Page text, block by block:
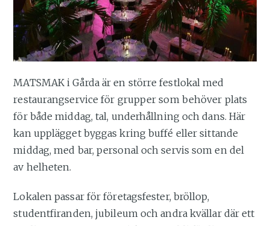
MATSMAK i Gårda är en större festlokal med
restaurangservice för grupper som behöver plats
för både middag, tal, underhållning och dans. Här
kan upplägget byggas kring buffé eller sittande
middag, med bar, personal och servis som en del
av helheten.
Lokalen passar för företagsfester, bröllop,
studentfiranden, jubileum och andra kvällar där ett